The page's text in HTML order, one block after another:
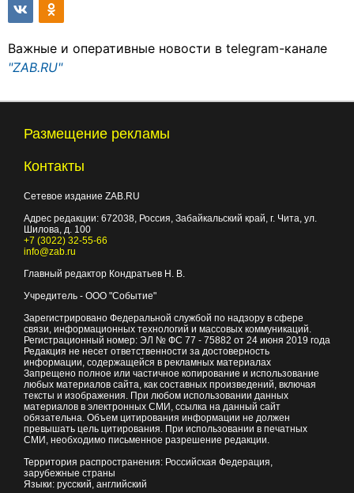
Важные и оперативные новости в telegram-канале
"ZAB.RU"
Размещение рекламы
Контакты
Сетевое издание ZAB.RU
Адрес редакции: 672038, Россия, Забайкальский край, г. Чита, ул.
Шилова, д. 100
+7 (3022) 32-55-66
info@zab.ru
Главный редактор Кондратьев Н. В.
Учредитель - ООО "Событие"
Зарегистрировано Федеральной службой по надзору в сфере
связи, информационных технологий и массовых коммуникаций.
Регистрационный номер: ЭЛ № ФС 77 - 75882 от 24 июня 2019 года
Редакция не несет ответственности за достоверность
информации, содержащейся в рекламных материалах
Запрещено полное или частичное копирование и использование
любых материалов сайта, как составных произведений, включая
тексты и изображения. При любом использовании данных
материалов в электронных СМИ, ссылка на данный сайт
обязательна. Объем цитирования информации не должен
превышать цель цитирования. При использовании в печатных
СМИ, необходимо письменное разрешение редакции.
Территория распространения: Российская Федерация,
зарубежные страны
Языки: русский, английский